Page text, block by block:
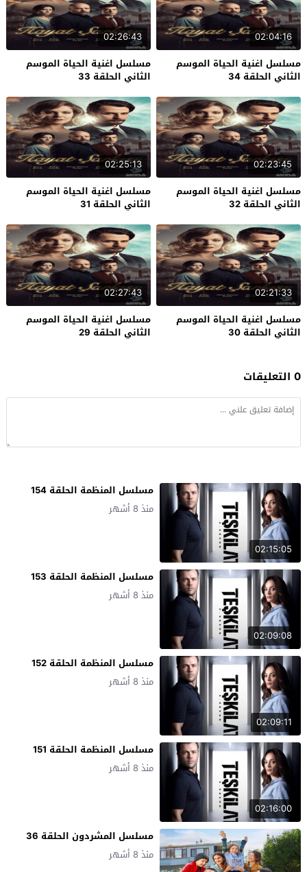
02:04:16
مسلسل اغنية الحياة الموسم
الثاني الحلقة 34
02:26:43
مسلسل اغنية الحياة الموسم
الثاني الحلقة 33
02:23:45
مسلسل اغنية الحياة الموسم
الثاني الحلقة 32
02:25:13
مسلسل اغنية الحياة الموسم
الثاني الحلقة 31
02:21:33
مسلسل اغنية الحياة الموسم
الثاني الحلقة 30
02:27:43
مسلسل اغنية الحياة الموسم
الثاني الحلقة 29
0 التعليقات
02:15:05
مسلسل المنظمة الحلقة 154
منذ 8 أشهر
02:09:08
مسلسل المنظمة الحلقة 153
منذ 8 أشهر
02:09:11
مسلسل المنظمة الحلقة 152
منذ 8 أشهر
02:16:00
مسلسل المنظمة الحلقة 151
منذ 8 أشهر
مسلسل المشردون الحلقة 36
منذ 8 أشهر